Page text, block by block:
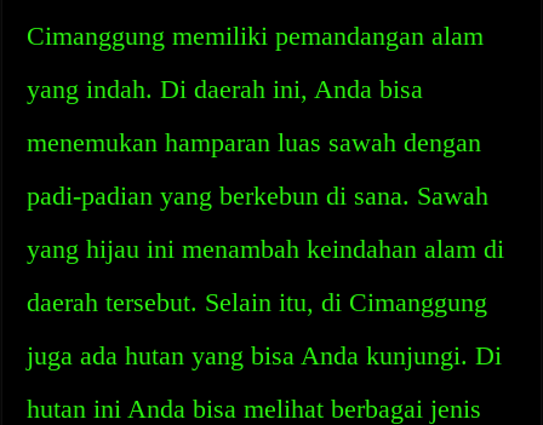
Cimanggung memiliki pemandangan alam
yang indah. Di daerah ini, Anda bisa
menemukan hamparan luas sawah dengan
padi-padian yang berkebun di sana. Sawah
yang hijau ini menambah keindahan alam di
daerah tersebut. Selain itu, di Cimanggung
juga ada hutan yang bisa Anda kunjungi. Di
hutan ini Anda bisa melihat berbagai jenis